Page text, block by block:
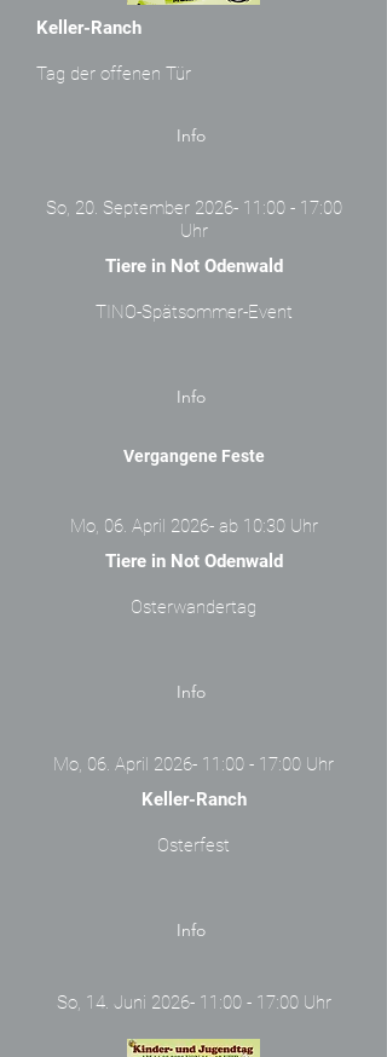
Keller-Ranch
Tag der offenen Tür
Info
So, 20. September 2026- 11:00 - 17:00
Uhr
Tiere in Not Odenwald
TINO-Spätsommer-Event
Info
Vergangene Feste
Mo, 06. April 2026- ab 10:30 Uhr
Tiere in Not Odenwald
Osterwandertag
Info
Mo, 06. April 2026- 11:00 - 17:00 Uhr
Keller-Ranch
Osterfest
Info
So, 14. Juni 2026- 11:00 - 17:00 Uhr